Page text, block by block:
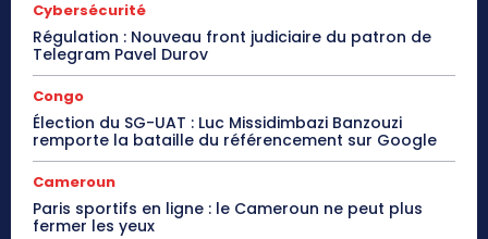
Cybersécurité
Régulation : Nouveau front judiciaire du patron de
Telegram Pavel Durov
Congo
Élection du SG-UAT : Luc Missidimbazi Banzouzi
remporte la bataille du référencement sur Google
Cameroun
Paris sportifs en ligne : le Cameroun ne peut plus
fermer les yeux